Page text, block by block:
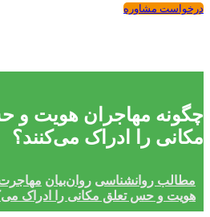
درخواست مشاوره
چگونه مهاجران هویت و
مکانی را ادراک می‌کنند؟
مطالب روانشناسی روان‌بیان
هویت و حس تعلق مکانی را ادراک